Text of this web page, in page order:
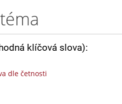
klíčová slova):
dle četnosti